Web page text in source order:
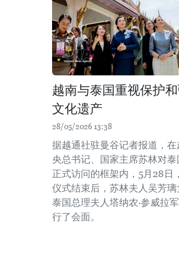
越南与泰国重视保护
文化遗产
28/05/2026 13:38
据越通社驻曼谷记者报道，在
央总书记、国家主席苏林对泰
正式访问的框架内，5月28日
仪式结束后，苏林夫人吴芳璃
泰国总理夫人塔纳农·参威拉
行了会面。